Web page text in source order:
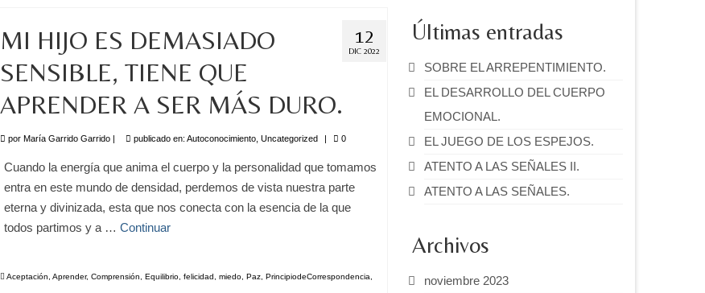
12
DIC 2022
MI HIJO ES DEMASIADO
SENSIBLE, TIENE QUE
APRENDER A SER MÁS DURO.
por María Garrido Garrido| publicado en: Autoconocimiento, Uncategorized | 0
Cuando la energía que anima el cuerpo y la personalidad que tomamos
entra en este mundo de densidad, perdemos de vista nuestra parte
eterna y divinizada, esta que nos conecta con la esencia de la que
todos partimos y a … Continuar
Aceptación Aprender, Comprensión Equilibrio, felicidad miedo, Paz, PrincipiodeCorrespondencia
Últimas entradas
SOBRE EL ARREPENTIMIENTO.
EL DESARROLLO DEL CUERPO
EMOCIONAL.
EL JUEGO DE LOS ESPEJOS.
ATENTO A LAS SEÑALES II.
ATENTO A LAS SEÑALES.
Archivos
noviembre 2023